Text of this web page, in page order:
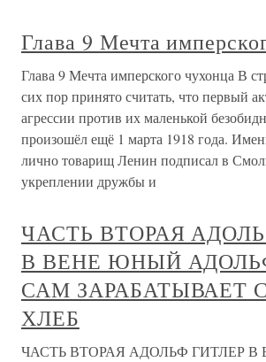
Глава 9 Мечта
Глава 9 Мечта имперского чухонца В
сих пор принято считать, что первый
агрессии против их маленькой
произошёл ещё 1 марта 1918 года.
лично товарищ Ленин подписал в
укреплении дружбы и
ЧАСТЬ ВТОРАЯ
В ВЕНЕ ЮНЫЙ
САМ ЗАРАБАТЫВАЕТ
ХЛЕБ
ЧАСТЬ ВТОРАЯ АДОЛЬФ ГИТЛЕР